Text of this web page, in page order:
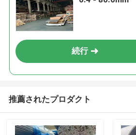
続行
推薦されたプロダクト